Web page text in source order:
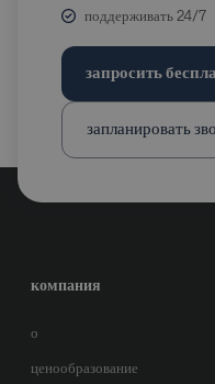
поддерживать 24/7
запросить
запланировать
компания
о
ценообразование